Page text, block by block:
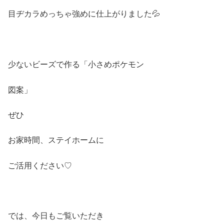
目ヂカラめっちゃ強めに仕上がりました💦
少ないビーズで作る「小さめポケモン
図案」
ぜひ
お家時間、ステイホームに
ご活用ください♡
では、今日もご覧いただき